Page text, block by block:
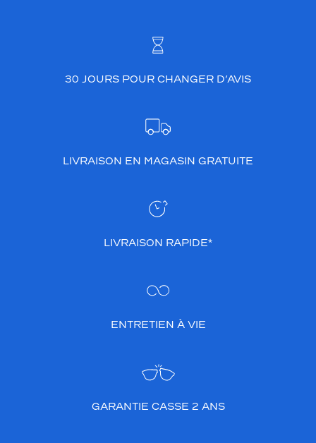
30 JOURS POUR CHANGER D’AVIS
LIVRAISON EN MAGASIN GRATUITE
LIVRAISON RAPIDE*
ENTRETIEN À VIE
GARANTIE CASSE 2 ANS